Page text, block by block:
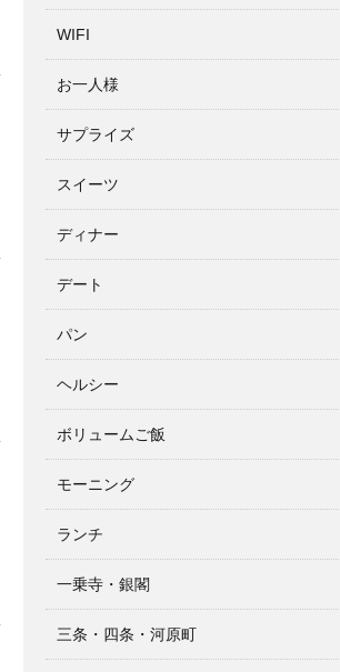
WIFI
お一人様
サプライズ
スイーツ
ディナー
デート
パン
ヘルシー
ボリュームご飯
モーニング
ランチ
一乗寺・銀閣
三条・四条・河原町